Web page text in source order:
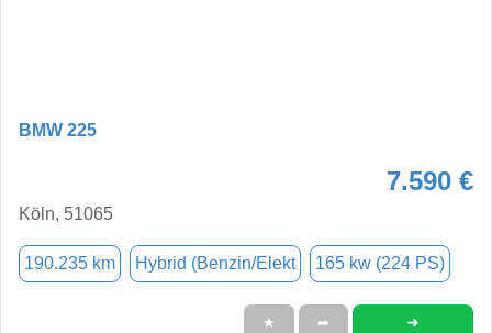
BMW 225
7.590 €
Köln, 51065
190.235 km Hybrid (Benzin/Elekt 165 kw (224 PS)
★ ➦ ➜